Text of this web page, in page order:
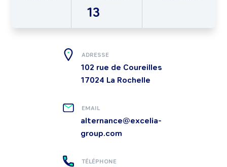
13
ADRESSE
102 rue de Coureilles
17024 La Rochelle
EMAIL
alternance@excelia-
group.com
TÉLÉPHONE